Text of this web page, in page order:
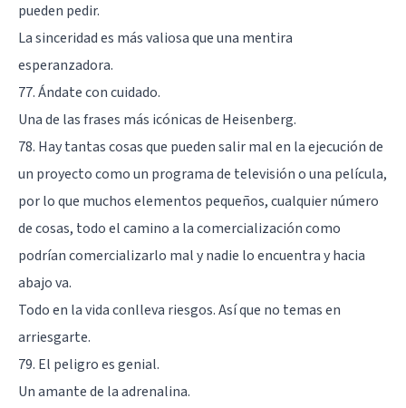
pueden pedir.
La sinceridad es más valiosa que una mentira
esperanzadora.
77. Ándate con cuidado.
Una de las frases más icónicas de Heisenberg.
78. Hay tantas cosas que pueden salir mal en la ejecución de
un proyecto como un programa de televisión o una película,
por lo que muchos elementos pequeños, cualquier número
de cosas, todo el camino a la comercialización como
podrían comercializarlo mal y nadie lo encuentra y hacia
abajo va.
Todo en la vida conlleva riesgos. Así que no temas en
arriesgarte.
79. El peligro es genial.
Un amante de la adrenalina.